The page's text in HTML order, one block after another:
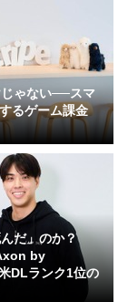
じゃない──スマ
るゲーム課金
だ」のか？
by
DLランク1位の